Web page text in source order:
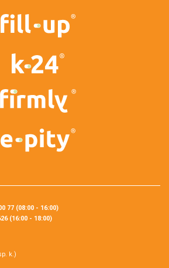
77 (08:00 - 16:00)
(16:00 - 18:00)
k.)